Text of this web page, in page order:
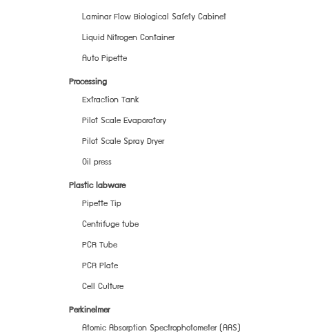
Laminar Flow Biological Safety Cabinet
Liquid Nitrogen Container
Auto Pipette
Processing
Extraction Tank
Pilot Scale Evaporatory
Pilot Scale Spray Dryer
Oil press
Plastic labware
Pipette Tip
Centrifuge tube
PCR Tube
PCR Plate
Cell Culture
Perkinelmer
Atomic Absorption Spectrophotometer (AAS)